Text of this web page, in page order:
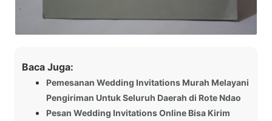
Baca Juga:
Pemesanan Wedding Invitations Murah Melayani
Pengiriman Untuk Seluruh Daerah di Rote Ndao
Pesan Wedding Invitations Online Bisa Kirim